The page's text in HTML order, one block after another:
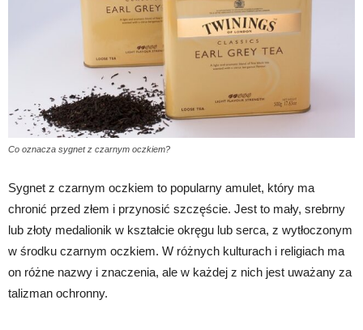
Co oznacza sygnet z czarnym oczkiem?
Sygnet z czarnym oczkiem to popularny amulet, który ma
chronić przed złem i przynosić szczęście. Jest to mały, srebrny
lub złoty medalionik w kształcie okręgu lub serca, z wytłoczonym
w środku czarnym oczkiem. W różnych kulturach i religiach ma
on różne nazwy i znaczenia, ale w każdej z nich jest uważany za
talizman ochronny.